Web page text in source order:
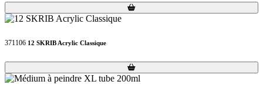
Loading...
Loading...
371106 12 SKRIB Acrylic Classique
Loading...
Loading...